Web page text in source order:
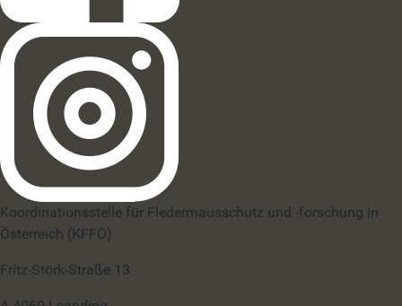
Koordinationsstelle für Fledermausschutz und -forschung in
Österreich (KFFÖ)
Fritz-Störk-Straße 13